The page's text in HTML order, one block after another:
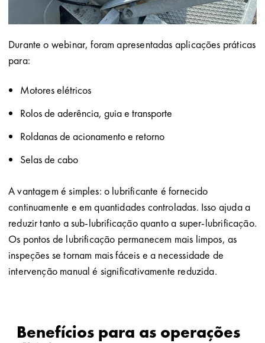
Durante o webinar, foram apresentadas aplicações práticas
para:
Motores elétricos
Rolos de aderência, guia e transporte
Roldanas de acionamento e retorno
Selas de cabo
A vantagem é simples: o lubrificante é fornecido
continuamente e em quantidades controladas. Isso ajuda a
reduzir tanto a sub-lubrificação quanto a super-lubrificação.
Os pontos de lubrificação permanecem mais limpos, as
inspeções se tornam mais fáceis e a necessidade de
intervenção manual é significativamente reduzida.
Benefícios para as operações